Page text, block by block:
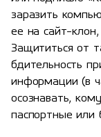
заразить
ее на сайт-
Защититься от
бдительность
информации (в
осознавать,
паспортные или